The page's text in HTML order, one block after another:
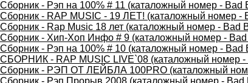
Сборник - Рэп на 100% # 11 (каталожный номер - Bad
Сборник - RAP MUSIC - 19 ЛЕТ! (каталожный номер -
Сборник - Rap Music 18 лет (каталожный номер - Bad
Сборник - Хип-Хоп Инфо # 9 (каталожный номер - Bad
Сборник - Рэп на 100% # 10 (каталожный номер - Bad
СБОРНИК - RAP MUSIC LIVE`08 (каталожный номер -
Сборник - РЭП ОТ ЛЕЙБЛА 100PRO (каталожный
Сборник - Рэп Прорыв 2008 (каталожный номер - Bad